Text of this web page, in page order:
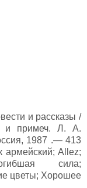
и рассказы /
и примеч. Л. А.
1987 .— 413
Allez;
сила;
цветы; Хорошее